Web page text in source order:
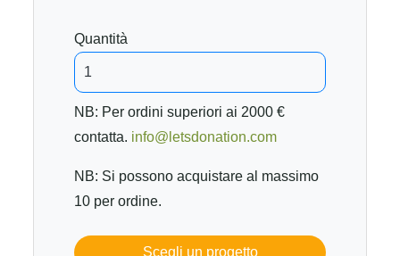
Quantità
NB: Per ordini superiori ai 2000 €
contatta. info@letsdonation.com
NB: Si possono acquistare al massimo
10 per ordine.
Scegli un progetto